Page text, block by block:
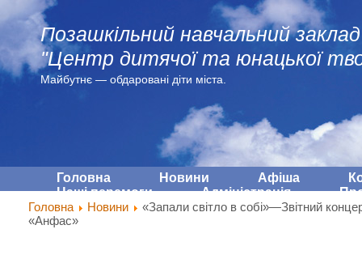
Позашкільний навчальний заклад
"Центр дитячої та юнацької
Майбутнє — обдарованi діти міста.
Головна Новини Афіша
Наші перемоги
Адмiнiстрацiя
Головна
Новини
«Запали світло в собі»—Звітний
«Анфас»